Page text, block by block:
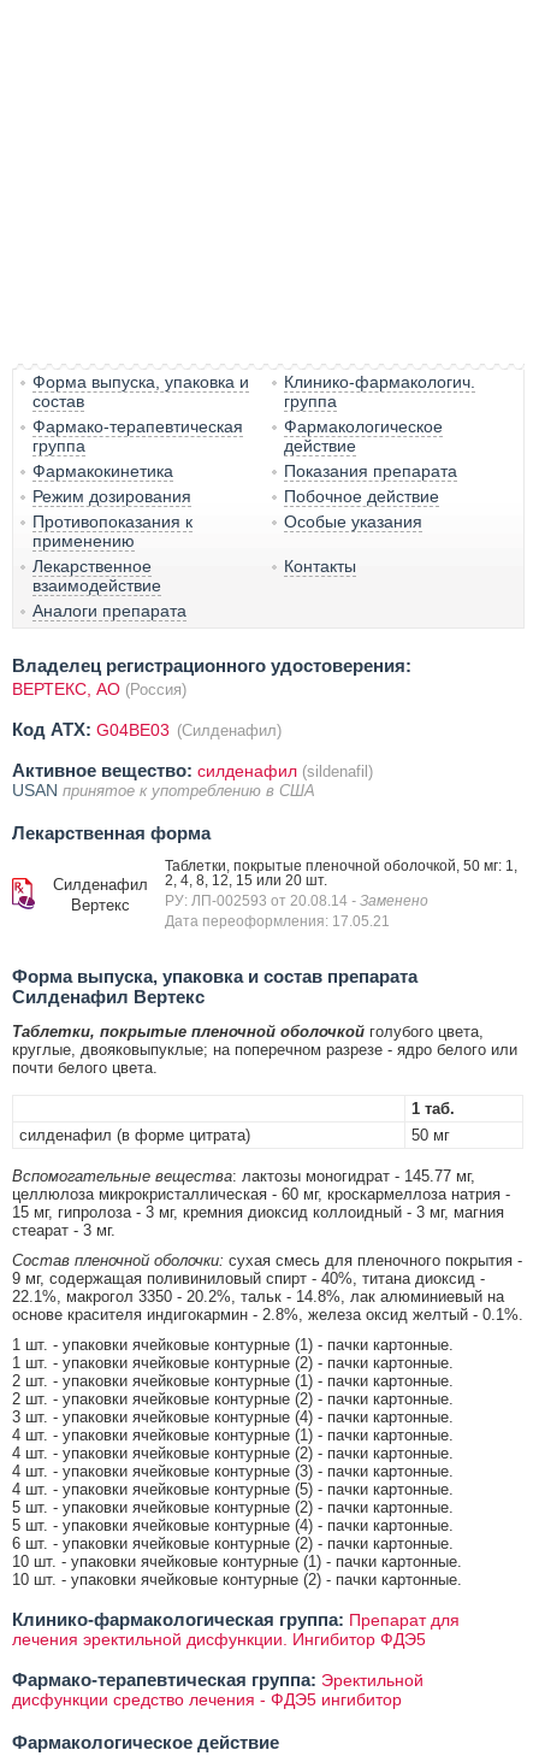
Форма выпуска, упаковка и
состав
Клинико-фармакологич.
группа
Фармако-терапевтическая
группа
Фармакологическое
действие
Фармакокинетика
Показания препарата
Режим дозирования
Побочное действие
Противопоказания к
применению
Особые указания
Лекарственное
взаимодействие
Контакты
Аналоги препарата
Владелец регистрационного удостоверения:
ВЕРТЕКС, АО (Россия)
Код ATX: G04BE03 (Силденафил)
Активное вещество: силденафил (sildenafil)
USAN принятое к употреблению в США
Лекарственная форма
Силденафил
Вертекс
Таблетки, покрытые пленочной оболочкой, 50 мг: 1,
2, 4, 8, 12, 15 или 20 шт.
РУ: ЛП-002593 от 20.08.14 - Заменено
Дата переоформления: 17.05.21
Форма выпуска, упаковка и состав препарата
Силденафил Вертекс
Таблетки, покрытые пленочной оболочкой голубого цвета,
круглые, двояковыпуклые; на поперечном разрезе - ядро белого или
почти белого цвета.
1 таб.
силденафил (в форме цитрата)
50 мг
Вспомогательные вещества: лактозы моногидрат - 145.77 мг,
целлюлоза микрокристаллическая - 60 мг, кроскармеллоза натрия -
15 мг, гипролоза - 3 мг, кремния диоксид коллоидный - 3 мг, магния
стеарат - 3 мг.
Состав пленочной оболочки: сухая смесь для пленочного покрытия -
9 мг, содержащая поливиниловый спирт - 40%, титана диоксид -
22.1%, макрогол 3350 - 20.2%, тальк - 14.8%, лак алюминиевый на
основе красителя индигокармин - 2.8%, железа оксид желтый - 0.1%.
1 шт. - упаковки ячейковые контурные (1) - пачки картонные.
1 шт. - упаковки ячейковые контурные (2) - пачки картонные.
2 шт. - упаковки ячейковые контурные (1) - пачки картонные.
2 шт. - упаковки ячейковые контурные (2) - пачки картонные.
3 шт. - упаковки ячейковые контурные (4) - пачки картонные.
4 шт. - упаковки ячейковые контурные (1) - пачки картонные.
4 шт. - упаковки ячейковые контурные (2) - пачки картонные.
4 шт. - упаковки ячейковые контурные (3) - пачки картонные.
4 шт. - упаковки ячейковые контурные (5) - пачки картонные.
5 шт. - упаковки ячейковые контурные (2) - пачки картонные.
5 шт. - упаковки ячейковые контурные (4) - пачки картонные.
6 шт. - упаковки ячейковые контурные (2) - пачки картонные.
10 шт. - упаковки ячейковые контурные (1) - пачки картонные.
10 шт. - упаковки ячейковые контурные (2) - пачки картонные.
Клинико-фармакологическая группа: Препарат для
лечения эректильной дисфункции. Ингибитор ФДЭ5
Фармако-терапевтическая группа: Эректильной
дисфункции средство лечения - ФДЭ5 ингибитор
Фармакологическое действие